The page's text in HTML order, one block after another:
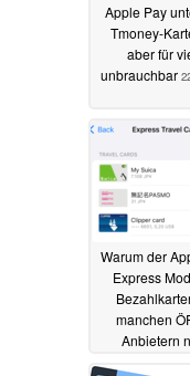
Apple Pay
Tmoney-
aber für
unbrauchbar
Warum der
Express
manchen
Anbietern